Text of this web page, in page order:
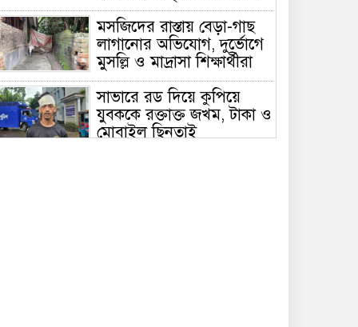
মসজিদের রাস্তায় বেড়া-গাছ
লাগানোর অভিযোগ, দুর্ভোগে
মুসল্লি ও মাদ্রাসা শিক্ষার্থীরা
সাভারে রড দিয়ে কুপিয়ে
যুবককে রক্তাক্ত জখম, টাকা ও
মোবাইল ছিনতাই